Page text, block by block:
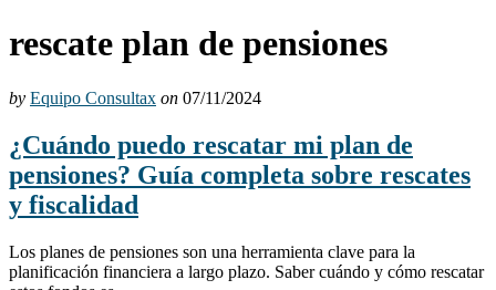
rescate plan de pensiones
by Equipo Consultax on 07/11/2024
¿Cuándo puedo rescatar mi plan de
pensiones? Guía completa sobre rescates
y fiscalidad
Los planes de pensiones son una herramienta clave para la
planificación financiera a largo plazo. Saber cuándo y cómo rescatar